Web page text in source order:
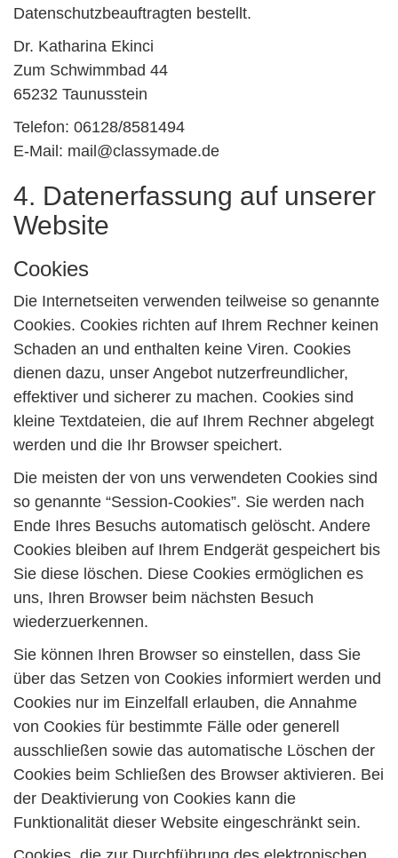
Datenschutzbeauftragten bestellt.
Dr. Katharina Ekinci
Zum Schwimmbad 44
65232 Taunusstein
Telefon: 06128/8581494
E-Mail: mail@classymade.de
4. Datenerfassung auf unserer
Website
Cookies
Die Internetseiten verwenden teilweise so genannte
Cookies. Cookies richten auf Ihrem Rechner keinen
Schaden an und enthalten keine Viren. Cookies
dienen dazu, unser Angebot nutzerfreundlicher,
effektiver und sicherer zu machen. Cookies sind
kleine Textdateien, die auf Ihrem Rechner abgelegt
werden und die Ihr Browser speichert.
Die meisten der von uns verwendeten Cookies sind
so genannte “Session-Cookies”. Sie werden nach
Ende Ihres Besuchs automatisch gelöscht. Andere
Cookies bleiben auf Ihrem Endgerät gespeichert bis
Sie diese löschen. Diese Cookies ermöglichen es
uns, Ihren Browser beim nächsten Besuch
wiederzuerkennen.
Sie können Ihren Browser so einstellen, dass Sie
über das Setzen von Cookies informiert werden und
Cookies nur im Einzelfall erlauben, die Annahme
von Cookies für bestimmte Fälle oder generell
ausschließen sowie das automatische Löschen der
Cookies beim Schließen des Browser aktivieren. Bei
der Deaktivierung von Cookies kann die
Funktionalität dieser Website eingeschränkt sein.